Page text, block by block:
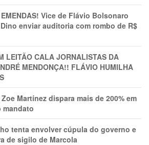
EMENDAS! Vice de Flávio Bolsonaro
enviar auditoria com rombo de R$
LEITÃO CALA JORNALISTAS DA
MENDONÇA!! FLÁVIO HUMILHA
Martínez dispara mais de 200% em
mandato
tenta envolver cúpula do governo e
de sigilo de Marcola